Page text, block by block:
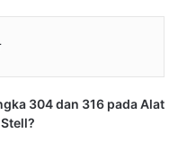
304 dan 316 pada Alat